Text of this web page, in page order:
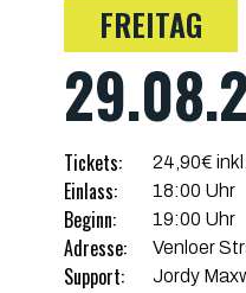
FREITAG
Tickets: 24,90€
Einlass: 18:00 Uhr
Beginn: 19:00 Uhr
Adresse: Venloer
Support: Jordy